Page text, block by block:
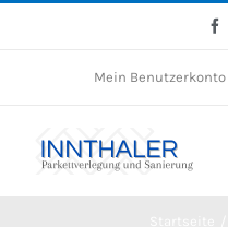
Mein Benutzerkonto